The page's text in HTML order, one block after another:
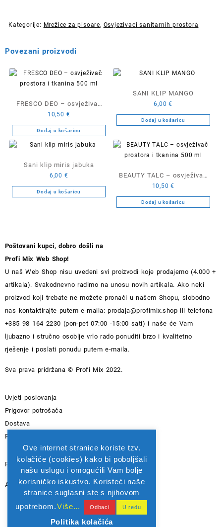
Kategorije: Mrežice za pisoare, Osvjezivaci sanitarnih prostora
Povezani proizvodi
FRESCO DEO – osvježivač
prostora i tkanina 500 ml
10,50 €
Dodaj u košaricu
SANI KLIP MANGO
6,00€
Dodaj u košaricu
Sani klip miris jabuka
6,00 €
Dodaj u košaricu
BEAUTY TALC – osvježivač
prostora i tkanina 500 ml
10,50€
Dodaj u košaricu
Poštovani kupci, dobro došli na
Profi Mix Web Shop!
U naš Web Shop nisu uvedeni svi proizvodi koje prodajemo (4.000 +
artikala). Svakodnevno radimo na unosu novih artikala. Ako neki
proizvod koji trebate ne možete pronaći u našem Shopu, slobodno
nas kontaktirajte putem e-maila:prodaja@profimix.shop ili telefona
+385 98 164 2230 (pon-pet 07:00 -15:00 sati) i naše će Vam
ljubazno i stručno osoblje vrlo rado ponuditi brzo i kvalitetno
rješenje i poslati ponudu putem e-maila.
Sva prava pridržana © Profi Mix 2022.
Uvjeti poslovanja
Prigovor potrošača
Dostava
Pravila privatnosti
PIROVAC PROFI MIX D.O.O. - OIB: 82565742615
Adresa: Kralja Zvonimira 1A 22213 PIROVAC
© 2026Profi Mix Shop
Ove internet stranice koriste tzv.
kolačiće (cookies) kako bi poboljšali
našu uslugu i omogućili Vam bolje
korisničko iskustvo. Koristeći naše
stranice suglasni ste s njihovom
upotrebom.Više... Odbaci U redu
Politika kolačića